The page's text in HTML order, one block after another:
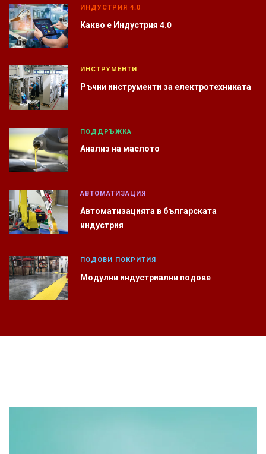
ИНДУСТРИЯ 4.0
Какво е Индустрия 4.0
ИНСТРУМЕНТИ
Ръчни инструменти за електротехниката
ПОДДРЪЖКА
Анализ на маслото
АВТОМАТИЗАЦИЯ
Автоматизацията в българската
индустрия
ПОДОВИ ПОКРИТИЯ
Модулни индустриални подове